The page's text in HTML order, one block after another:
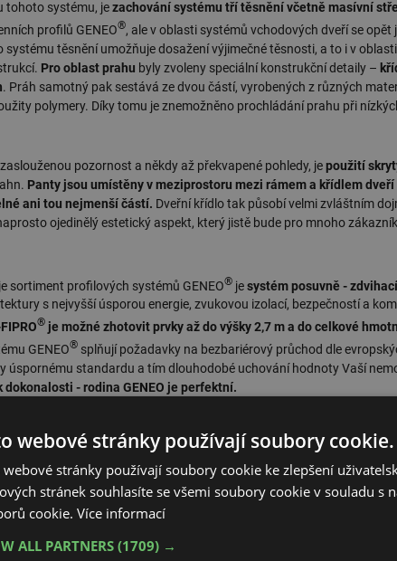
tohoto systému, jezachování systému tří těsnění včetně masívní
profilů GENEO®, ale v oblasti systémů vchodových dveří se opět
těsnění umožňuje dosažení výjimečné těsnosti, a to i v
Pro oblast prahu byly zvoleny speciální konstrukční detaily –
. Práh samotný pak sestává ze dvou částí, vyrobených z různých
polymery. Díky tomu je znemožněno prochládání prahu při
pozornost a někdy až překvapené pohledy, jepoužití
Panty jsou umístěny v meziprostoru mezi rámem a křídlem dveří
ani tou nejmenší částí. Dveřní křídlo tak působí velmi zvláštním
ojedinělý estetický aspekt, který jistě bude pro mnoho
sortiment profilových systémů GENEO® jesystém posuvně -
s nejvyšší úsporou energie, zvukovou izolací, bezpečností a
® je možné zhotovit prvky až do výšky 2,7 m a do celkové
GENEO® splňují požadavky na bezbariérový průchod dle
úspornému standardu a tím dlouhodobé uchování hodnoty Vaší
- rodina GENEO je perfektní.
pro polymerová řešení ve stavebnictví a v
řešení, nábytková řešení, průmyslová
webové stránky používají soubory cookie.
webové stránky používají soubory cookie ke zlepšení
stránek souhlasíte se všemi soubory cookie v souladu s
cookie. Více informací
ALL PARTNERS (1709) →